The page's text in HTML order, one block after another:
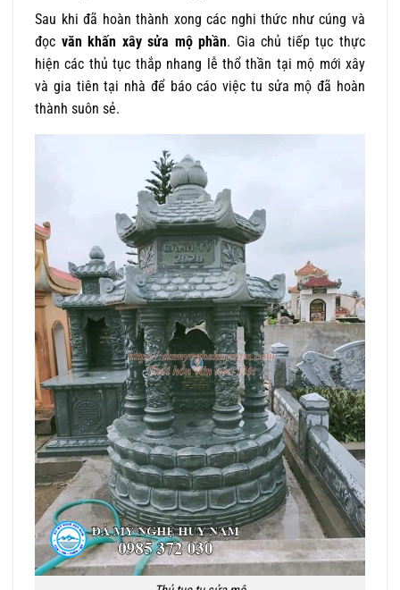
Sau khi đã hoàn thành xong các nghi thức như cúng và
đọc văn khấn xây sửa mộ phần. Gia chủ tiếp tục thực
hiện các thủ tục thắp nhang lễ thổ thần tại mộ mới xây
và gia tiên tại nhà để báo cáo việc tu sửa mộ đã hoàn
thành suôn sẻ.